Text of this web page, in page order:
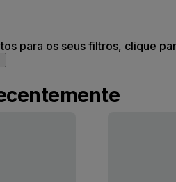
para os seus filtros, clique